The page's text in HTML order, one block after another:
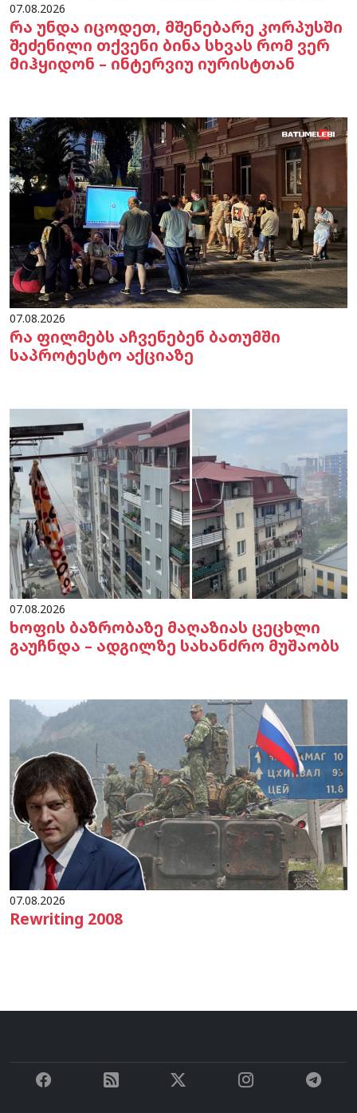
07.08.2026
რა უნდა იცოდეთ, მშენებარე კორპუსში
შეძენილი თქვენი ბინა სხვას რომ ვერ
მიჰყიდონ – ინტერვიუ იურისტთან
07.08.2026
რა ფილმებს აჩვენებენ ბათუმში
საპროტესტო აქციაზე
07.08.2026
ხოფის ბაზრობაზე მაღაზიას ცეცხლი
გაუჩნდა – ადგილზე სახანძრო მუშაობს
07.08.2026
Rewriting 2008